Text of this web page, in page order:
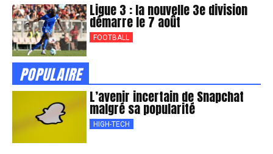
Ligue 3 : la nouvelle 3e division
démarre le 7 août
FOOTBALL
POPULAIRE
L’avenir incertain de Snapchat
malgré sa popularité
HIGH-TECH